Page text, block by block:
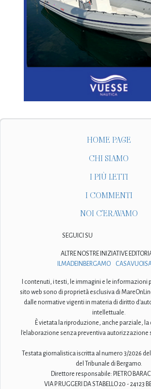
HOME PAGE
CHI SIAMO
I PIÙ LETTI
I COMMENTI
NOI C'ERAVAMO
SEGUICI SU
ALTRE NOSTRE INIZIATIVE
ILMADEINBERGAMO
I contenuti, i testi, le immagini e le informazioni
sito web sono di proprietà esclusiva di
dalle normative vigenti in materia di diritto
intellettuale.
È vietata la riproduzione, anche parziale,
l'elaborazione senza preventiva autorizzazione
Testata giornalistica iscritta al numero 3/2026
del Tribunale di Bergamo.
Direttore responsabile: PIETRO
VIA P. RUGGERI DA STABELLO 20 - 24123